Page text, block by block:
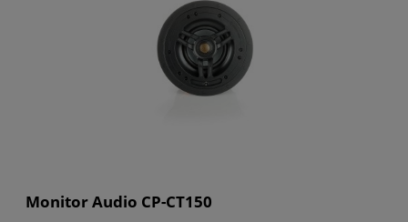
Monitor Audio CP-CT150